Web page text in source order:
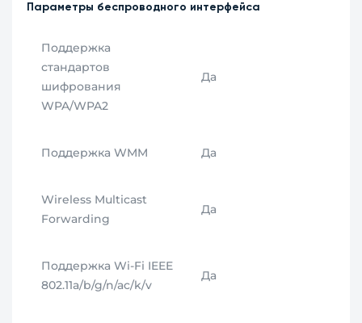
Параметры беспроводного интерфейса
Поддержка
стандартов
шифрования
WPA/WPA2
Да
Поддержка WMM Да
Wireless Multicast
Forwarding
Да
Поддержка Wi‑Fi IEEE
802.11a/b/g/n/ac/k/v
Да